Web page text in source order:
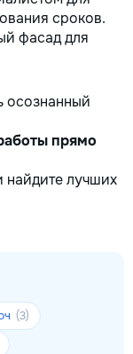
сроков.
фасад для
осознанный
прямо
найдите лучших
(3)